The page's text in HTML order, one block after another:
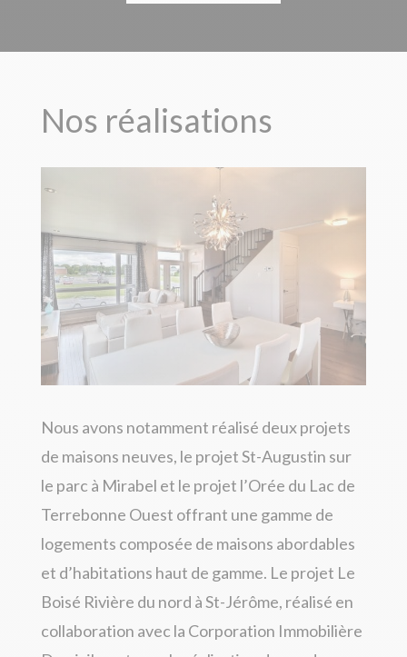
Nos réalisations
Nous avons notamment réalisé deux projets
de maisons neuves, le projet St-Augustin sur
le parc à Mirabel et le projet l’Orée du Lac de
Terrebonne Ouest offrant une gamme de
logements composée de maisons abordables
et d’habitations haut de gamme. Le projet Le
Boisé Rivière du nord à St-Jérôme, réalisé en
collaboration avec la Corporation Immobilière